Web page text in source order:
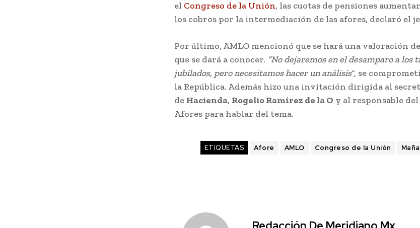
el Congreso de la Unión, las cuotas de pensiones
los cobros por la intermediación de las afores, declaró el
Por último, AMLO mencionó que se hará una valoración
que se dará a conocer. “No dejaremos en el desamparo a los
jubilados, pero necesitamos hacer un análisis“, se
la República. Además hizo una invitación dirigida al
de Hacienda, Rogelio Ramírez de la O y al responsable
Afores para hablar del tema.
ETIQUETAS Afore AMLO Congreso de la Unión